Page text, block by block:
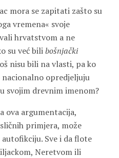
mora se zapitati zašto su
vremena« svoje
hrvatstvom a ne
su već bilibošnjački
nisu bili na vlasti, pa ko
nacionalno opredjeljuju
svojim drevnim imenom?
ova argumentacija,
primjera, može
Sve i da flote
Neretvom ili